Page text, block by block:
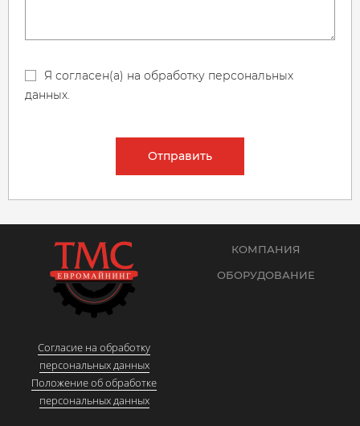
Я согласен(а) на обработку персональных
данных.
Отправить
Согласие на обработку
персональных данных
Положение об обработке
персональных данных
КОМПАНИЯ
ОБОРУДОВАНИЕ